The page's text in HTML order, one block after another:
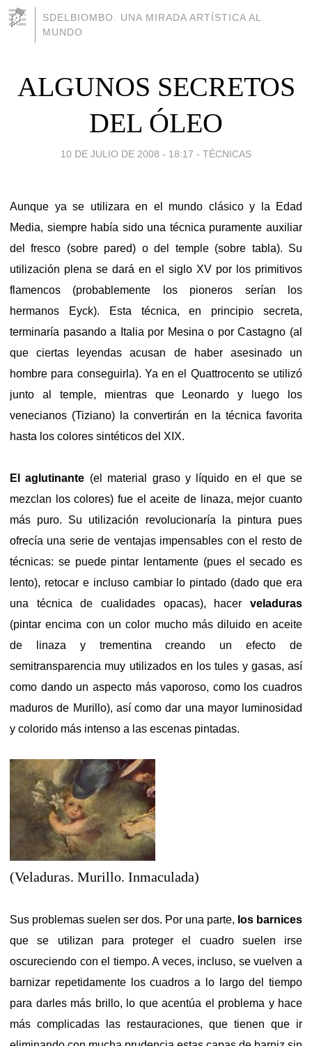
SDELBIOMBO. UNA MIRADA ARTÍSTICA AL
MUNDO
ALGUNOS SECRETOS
DEL ÓLEO
10 DE JULIO DE 2008 - 18:17 - TÉCNICAS
Aunque ya se utilizara en el mundo clásico y la Edad
Media, siempre había sido una técnica puramente auxiliar
del fresco (sobre pared) o del temple (sobre tabla). Su
utilización plena se dará en el siglo XV por los primitivos
flamencos (probablemente los pioneros serían los
hermanos Eyck). Esta técnica, en principio secreta,
terminaría pasando a Italia por Mesina o por Castagno (al
que ciertas leyendas acusan de haber asesinado un
hombre para conseguirla). Ya en el Quattrocento se utilizó
junto al temple, mientras que Leonardo y luego los
venecianos (Tiziano) la convertirán en la técnica favorita
hasta los colores sintéticos del XIX.
El aglutinante (el material graso y líquido en el que se
mezclan los colores) fue el aceite de linaza, mejor cuanto
más puro. Su utilización revolucionaría la pintura pues
ofrecía una serie de ventajas impensables con el resto de
técnicas: se puede pintar lentamente (pues el secado es
lento), retocar e incluso cambiar lo pintado (dado que era
una técnica de cualidades opacas), hacer veladuras
(pintar encima con un color mucho más diluido en aceite
de linaza y trementina creando un efecto de
semitransparencia muy utilizados en los tules y gasas, así
como dando un aspecto más vaporoso, como los cuadros
maduros de Murillo), así como dar una mayor luminosidad
y colorido más intenso a las escenas pintadas.
(Veladuras. Murillo. Inmaculada)
Sus problemas suelen ser dos. Por una parte, los barnices
que se utilizan para proteger el cuadro suelen irse
oscureciendo con el tiempo. A veces, incluso, se vuelven a
barnizar repetidamente los cuadros a lo largo del tiempo
para darles más brillo, lo que acentúa el problema y hace
más complicadas las restauraciones, que tienen que ir